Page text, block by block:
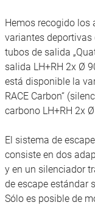
Hemos recogido los
variantes
tubos de salida
salida LH+RH 2x Ø
está disponible la
RACE Carbon“
carbono LH+RH 2x
El sistema de
consiste en dos
y en un silenciador
de escape estándar
Sólo es posible de